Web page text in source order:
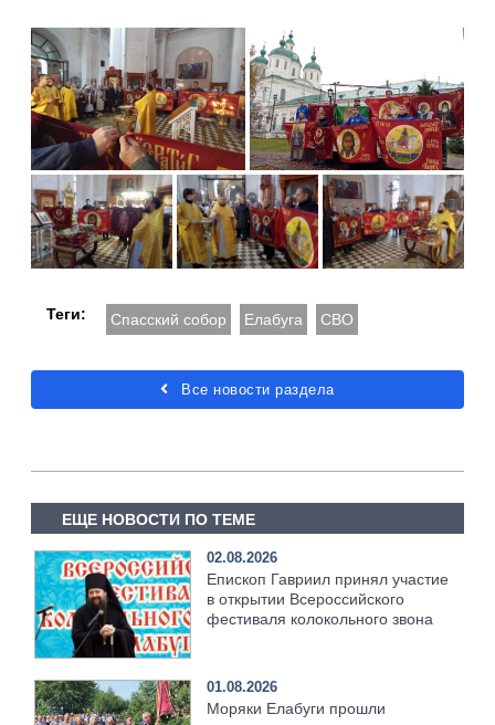
Теги: Спасский собор Елабуга СВО
Все новости раздела
ЕЩЕ НОВОСТИ ПО ТЕМЕ
02.08.2026
Епископ Гавриил принял участие
в открытии Всероссийского
фестиваля колокольного звона
01.08.2026
Моряки Елабуги прошли